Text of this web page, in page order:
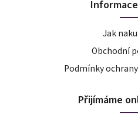
Jak
Obchodní
Podmínky
Přijímáme